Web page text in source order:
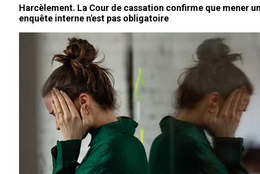
Harcèlement. La Cour de cassation confirme que mener
enquête interne n'est pas obligatoire